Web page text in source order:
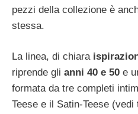
pezzi della collezione è
stessa.
La linea, di chiara
riprende gli anni 40 e 50 e
formata da tre completi
Teese e il Satin-Teese